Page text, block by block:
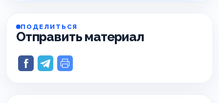
ПОДЕЛИТЬСЯ
Отправить материал